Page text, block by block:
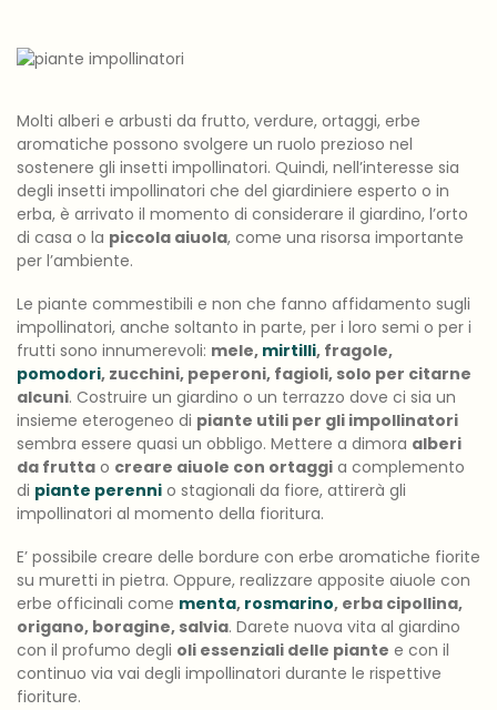
Molti alberi e arbusti da frutto, verdure, ortaggi, erbe
aromatiche possono svolgere un ruolo prezioso nel
sostenere gli insetti impollinatori. Quindi, nell’interesse sia
degli insetti impollinatori che del giardiniere esperto o in
erba, è arrivato il momento di considerare il giardino, l’orto
di casa o la piccola aiuola, come una risorsa importante
per l’ambiente.
Le piante commestibili e non che fanno affidamento sugli
impollinatori, anche soltanto in parte, per i loro semi o per i
frutti sono innumerevoli: mele, mirtilli, fragole,
pomodori, zucchini, peperoni, fagioli, solo per citarne
alcuni. Costruire un giardino o un terrazzo dove ci sia un
insieme eterogeneo di piante utili per gli impollinatori
sembra essere quasi un obbligo. Mettere a dimora alberi
da frutta o creare aiuole con ortaggi a complemento
di piante perenni o stagionali da fiore, attirerà gli
impollinatori al momento della fioritura.
E’ possibile creare delle bordure con erbe aromatiche fiorite
su muretti in pietra. Oppure, realizzare apposite aiuole con
erbe officinali come menta, rosmarino, erba cipollina,
origano, boragine, salvia. Darete nuova vita al giardino
con il profumo degli oli essenziali delle piante e con il
continuo via vai degli impollinatori durante le rispettive
fioriture.